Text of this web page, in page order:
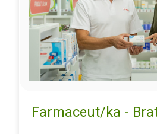
Farmaceut/ka -